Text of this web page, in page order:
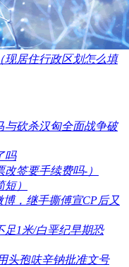
现居住行政区划怎么填
与砍杀汉匈全面战争破
吗
签要手续费吗-）
）
博，继手撕傅宣CP后又
足1米/白垩纪早期恐
头孢呋辛钠批准文号